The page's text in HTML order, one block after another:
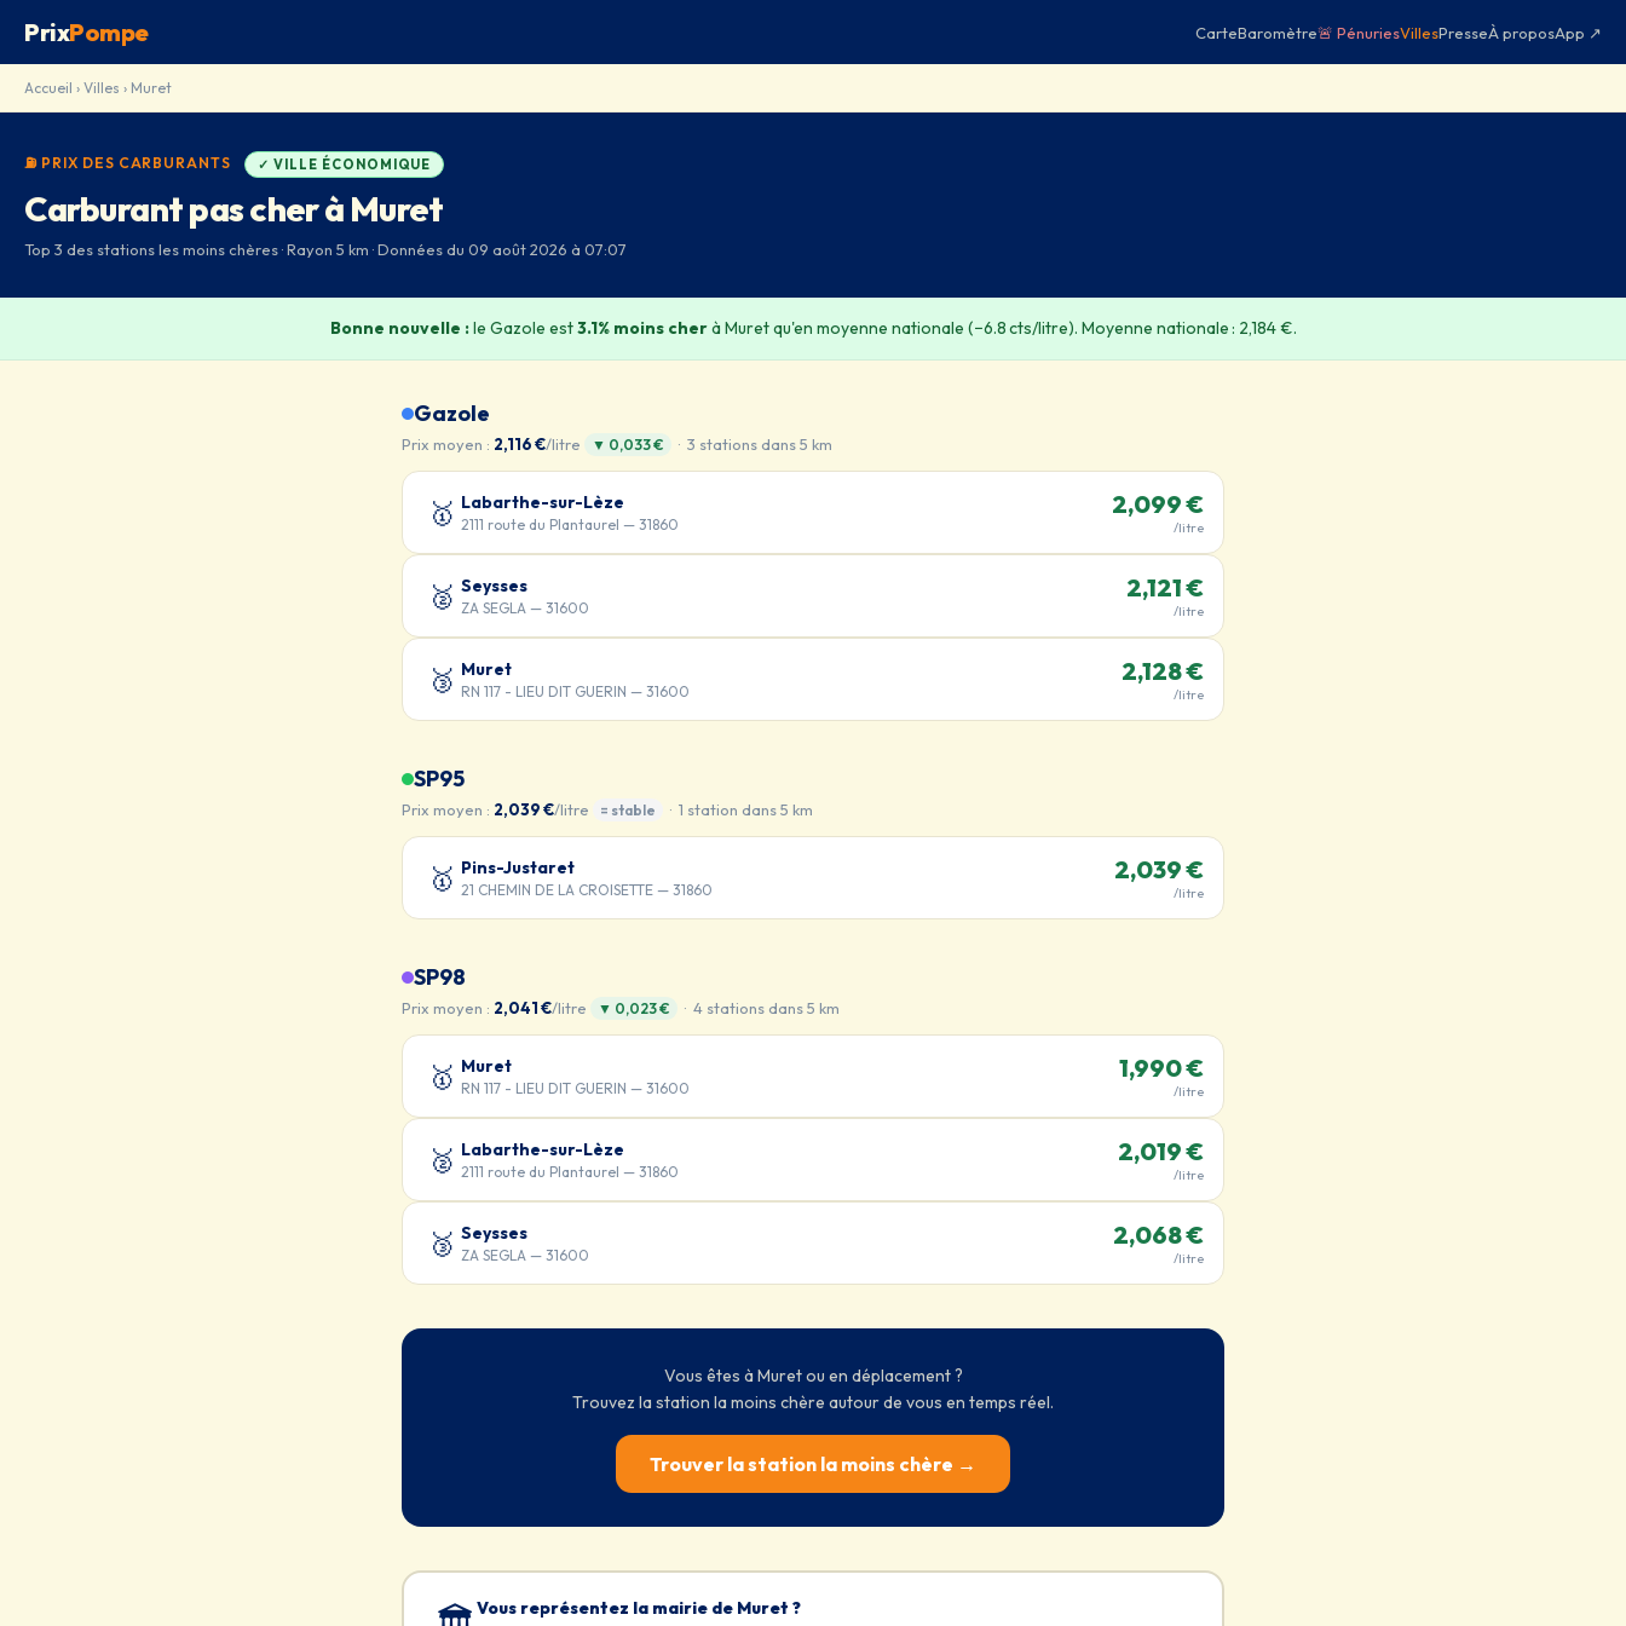
PrixPompe CarteBaromètre🚨 PénuriesVillesPresseÀ proposApp ↗
Accueil › Villes › Muret
⛽ PRIX DES CARBURANTS ✓ VILLE ÉCONOMIQUE
Carburant pas cher à Muret
Top 3 des stations les moins chères · Rayon 5 km · Données du 09 août 2026 à 07:07
Bonne nouvelle :le Gazole est3.1% moins cherà Muret qu'en moyenne nationale (−6.8 cts/litre). Moyenne nationale : 2,184 €.
Gazole
Prix moyen : 2,116 €/litre ▼ 0,033 € · 3 stations dans 5 km
🥇 Labarthe-sur-Lèze
2111 route du Plantaurel — 31860
2,099 €
/litre
🥈 Seysses
ZA SEGLA — 31600
2,121 €
/litre
🥉 Muret
RN 117 - LIEU DIT GUERIN — 31600
2,128 €
/litre
SP95
Prix moyen : 2,039 €/litre = stable · 1 station dans 5 km
🥇 Pins-Justaret
21 CHEMIN DE LA CROISETTE — 31860
2,039 €
/litre
SP98
Prix moyen : 2,041 €/litre ▼ 0,023 € · 4 stations dans 5 km
🥇 Muret
RN 117 - LIEU DIT GUERIN — 31600
1,990 €
/litre
🥈 Labarthe-sur-Lèze
2111 route du Plantaurel — 31860
2,019 €
/litre
🥉 Seysses
ZA SEGLA — 31600
2,068 €
/litre
Vous êtes à Muret ou en déplacement ?
Trouvez la station la moins chère autour de vous en temps réel.
Trouver la station la moins chère →
Vous représentez la mairie de Muret ?